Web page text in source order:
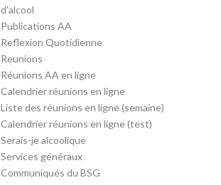
d’alcool
Publications AA
Reflexion Quotidienne
Reunions
Réunions AA en ligne
Calendrier réunions en ligne
Liste des réunions en ligne (semaine)
Calendrier réunions en ligne (test)
Serais-je alcoolique
Services généraux
Communiqués du BSG